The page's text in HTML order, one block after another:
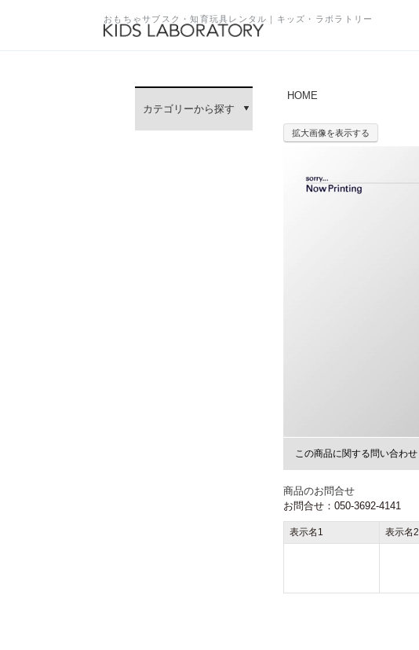
おもちゃサブスク・知育玩具レンタル｜キッズ・ラボラトリー
カテゴリーから探す
HOME
拡大画像を表示する
この商品に関する問い合わせ
商品のお問合せ
お問合せ：050-3692-4141
表示名1 表示名2